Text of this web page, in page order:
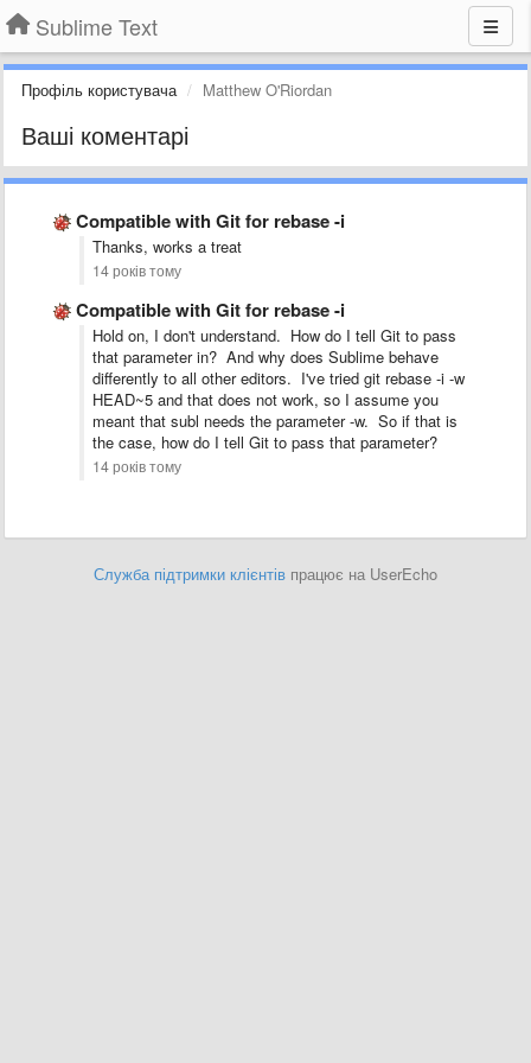
Sublime Text
Профіль користувача Matthew O'Riordan
Ваші коментарі
Compatible with Git for rebase -i
Thanks, works a treat
14 років тому
Compatible with Git for rebase -i
Hold on, I don't understand. How do I tell Git to pass
that parameter in? And why does Sublime behave
differently to all other editors. I've tried git rebase -i -w
HEAD~5 and that does not work, so I assume you
meant that subl needs the parameter -w. So if that is
the case, how do I tell Git to pass that parameter?
14 років тому
Служба підтримки клієнтів працює на UserEcho